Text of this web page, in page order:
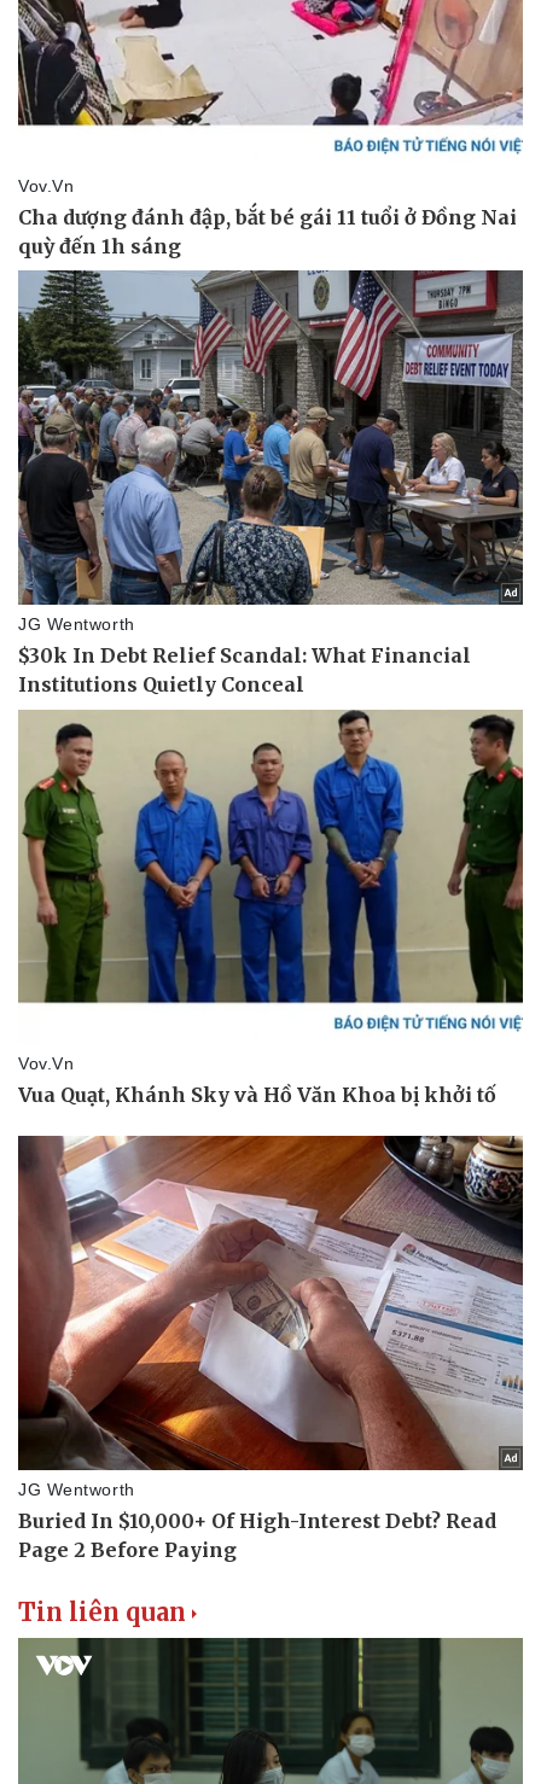
Thể thao
Bóng đá
Lịch thi đấu bóng đá
Thế giới thể thao
eSports
Hậu trường
Ô tô
Tin liên quan